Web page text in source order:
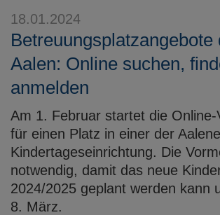
18.01.2024
Betreuungsplatzangebote
Aalen: Online suchen,
anmelden
Am 1. Februar startet die Online-
für einen Platz in einer der
Kindertageseinrichtung. Die
notwendig, damit das neue
2024/2025 geplant werden kann
8. März.